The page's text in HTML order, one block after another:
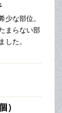
少な部位。
まらない部
した。
）